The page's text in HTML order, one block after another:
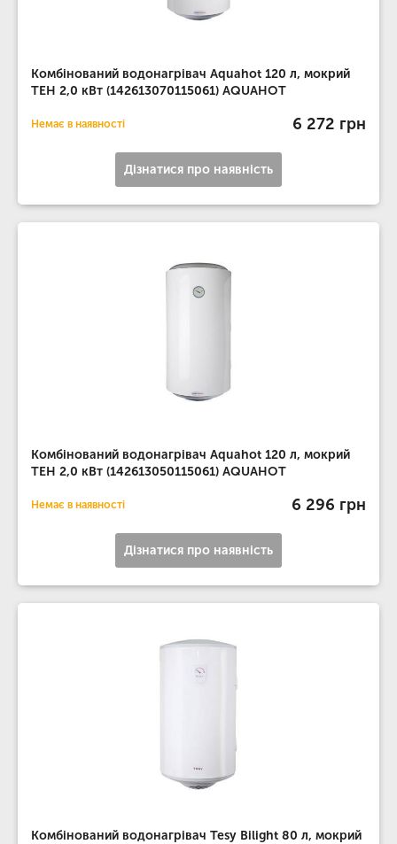
Комбінований водонагрівач Aquahot 120 л, мокрий
ТЕН 2,0 кВт (142613070115061) AQUAHOT
Немає в наявності 6 272 грн
Дізнатися про наявність
Комбінований водонагрівач Aquahot 120 л, мокрий
ТЕН 2,0 кВт (142613050115061) AQUAHOT
Немає в наявності 6 296 грн
Дізнатися про наявність
Комбінований водонагрівач Tesy Bilight 80 л, мокрий